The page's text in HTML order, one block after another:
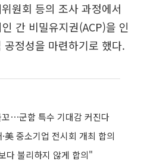
원회 등의 조사 과정에서
간 비밀유지권(ACP)을 인
정성을 마련하기로 했다.
꼬⋯군함 특수 기대감 커진다
美 중소기업 전시회 개최 합의
다 불리하지 않게 합의"